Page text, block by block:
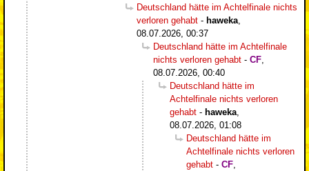
Deutschland hätte im Achtelfinale nichts
verloren gehabt - haweka
08.07.2026, 00:37
Deutschland hätte im Achtelfinale
nichts verloren gehabt - CF
08.07.2026, 00:40
Deutschland hätte im
Achtelfinale nichts verloren
gehabt - haweka
08.07.2026, 01:08
Deutschland hätte im
Achtelfinale nichts verloren
gehabt - CF